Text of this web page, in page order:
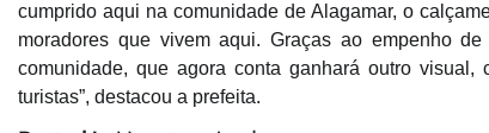
cumprido aqui na comunidade de Alagamar, o
moradores que vivem aqui. Graças ao empenho
comunidade, que agora conta ganhará outro
turistas”, destacou a prefeita.